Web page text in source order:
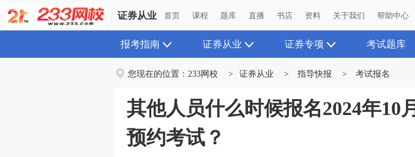
证券从业 首页 课程 题库 直播 书店 资料 关于我们 帮助中心
报考指南 证券从业 证券专项 考试题库
您现在的位置： 233网校 > 证券从业 > 指导快报 > 考试报名
其他人员什么时候报名2024年10
预约考试？